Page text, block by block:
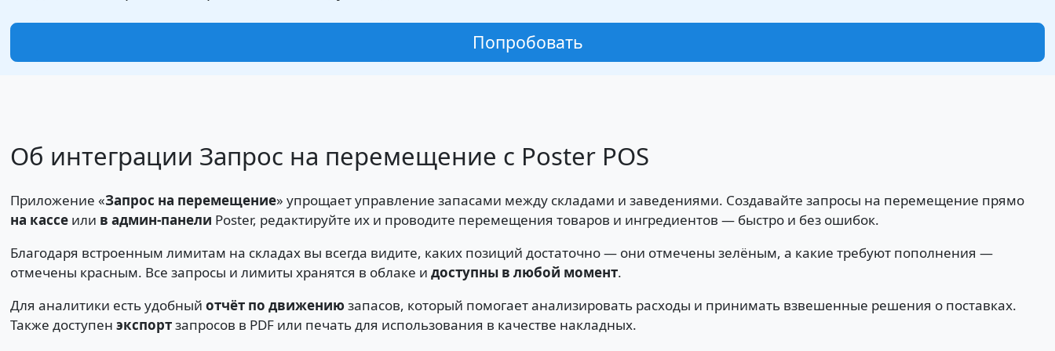
Попробовать
Об интеграции Запрос на перемещение с Poster POS
Приложение «Запрос на перемещение» упрощает управление запасами между складами и заведениями. Создавайте запросы на перемещение прямо
на кассеили в админ-панели Poster, редактируйте их и проводите перемещения товаров и ингредиентов — быстро и без ошибок.
Благодаря встроенным лимитам на складах вы всегда видите, каких позиций достаточно — они отмечены зелёным, а какие требуют пополнения —
отмечены красным. Все запросы и лимиты хранятся в облаке и доступны в любой момент.
Для аналитики есть удобный отчёт по движениюзапасов, который помогает анализировать расходы и принимать взвешенные решения о поставках.
Также доступен экспортзапросов в PDF или печать для использования в качестве накладных.